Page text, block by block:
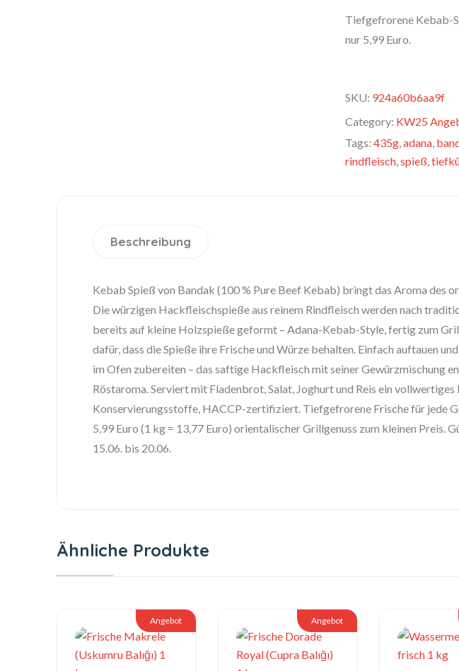
Tiefgefrorene Kebab-
nur 5,99 Euro.
SKU: 924a60b6aa9f
Category: KW25
Tags: 435g,adana,
rindfleisch,spieß,
Beschreibung
Kebab Spieß von Bandak (100 % Pure Beef Kebab) bringt das Aroma des
Die würzigen Hackfleischspieße aus reinem Rindfleisch werden nach
bereits auf kleine Holzspieße geformt – Adana-Kebab-Style, fertig zum
dafür, dass die Spieße ihre Frische und Würze behalten. Einfach auftauen
im Ofen zubereiten – das saftige Hackfleisch mit seiner Gewürzmischung
Röstaroma. Serviert mit Fladenbrot, Salat, Joghurt und Reis ein vollwertiges
Konservierungsstoffe, HACCP-zertifiziert. Tiefgefrorene Frische für jede
5,99 Euro (1 kg = 13,77 Euro) orientalischer Grillgenuss zum kleinen Preis.
15.06. bis 20.06.
Ähnliche Produkte
Angebot Angebot